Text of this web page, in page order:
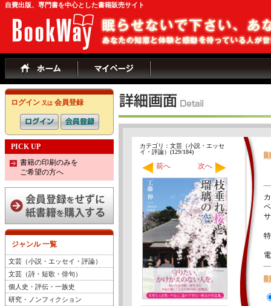
自費出版、専門書を中心とした書籍販売サイト
ログイン 又は 会員登録
PICK UP
書籍の印刷のみを
ご希望の方へ
ジャンル 一覧
文芸（小説・エッセイ・評論）
文芸（詩・短歌・俳句）
個人史・評伝・一族史
研究・ノンフィクション
カテゴリ：文芸（小説・エッセ
イ・評論）(129/184)
前へ 次へ